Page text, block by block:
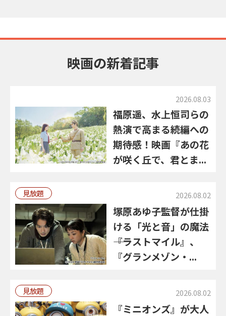
映画の新着記事
2026.08.03
福原遥、水上恒司らの
熱演で高まる続編への
期待感！映画『あの花
が咲く丘で、君とま...
見放題 2026.08.02
塚原あゆ子監督が仕掛
ける「光と音」の魔法
――『ラストマイル』、
『グランメゾン・...
見放題 2026.08.02
『ミニオンズ』が大人